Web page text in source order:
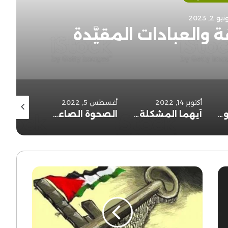
2, 2023
والعبادات المقيَّدة
أعظم نص أصولي قرأته: أدلة الأحكام نوعان
أكتوبر 14, 2022
أيهما المشكلة: فقه التيسير أم فقه التشديد؟
أغسطس 5, 2022
الصحوة الصاعدة والصحوة الراشدة..
يوليو 20, 2022
الحكام
سبب
تراجع
الاهتمام